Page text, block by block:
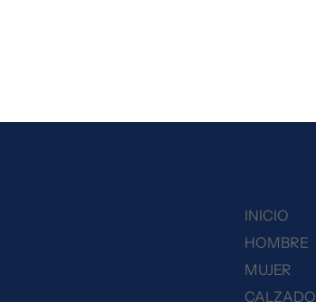
INICIO
HOMBRE
MUJER
CALZADO